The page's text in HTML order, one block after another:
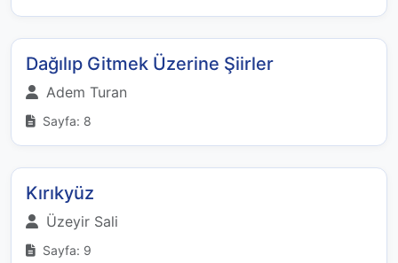
Dağılıp Gitmek Üzerine Şiirler
Adem Turan
Sayfa: 8
Kırıkyüz
Üzeyir Sali
Sayfa: 9